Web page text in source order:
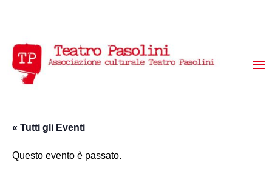
« Tutti gli Eventi
Questo evento è passato.